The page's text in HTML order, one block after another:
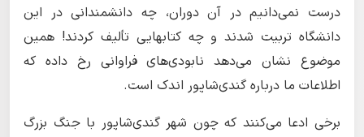
درست نمی‌دانیم در آن دوران، چه دانشمندانی در این
دانشگاه تربیت شدند و چه کتابهایی تألیف کردند! همین
موضوع نشان می‌دهد نابودی‌های فراوانی رخ داده که
اطلاعات ما درباره گندی‌شاپور اندک است.
برخی ادعا می‌کنند که چون شهر گندی‌شاپور با جنگ بزرگ